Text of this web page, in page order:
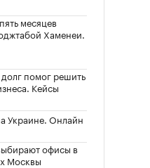
месяцев
Хаменеи.
помог решить
Кейсы
Украине. Онлайн
офисы в
Москвы